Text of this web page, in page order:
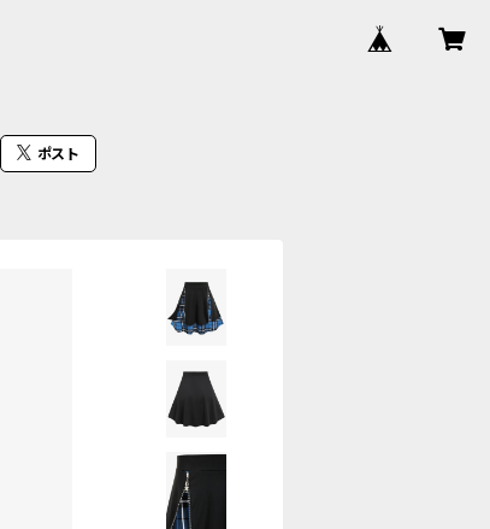
ポスト